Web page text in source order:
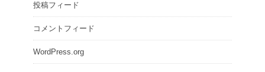
投稿フィード
コメントフィード
WordPress.org